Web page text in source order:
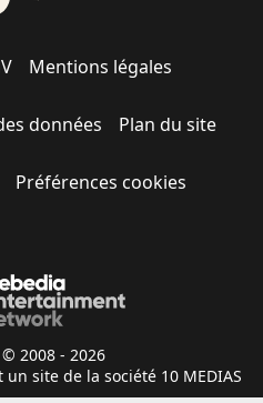
Mentions légales
données Plan du site
Préférences cookies
2008 - 2026
site de la société 10 MEDIAS